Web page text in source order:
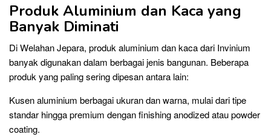
Produk Aluminium dan Kaca yang
Banyak Diminati
Di Welahan Jepara, produk aluminium dan kaca dari Invinium
banyak digunakan dalam berbagai jenis bangunan. Beberapa
produk yang paling sering dipesan antara lain:
Kusen aluminium berbagai ukuran dan warna, mulai dari tipe
standar hingga premium dengan finishing anodized atau powder
coating.